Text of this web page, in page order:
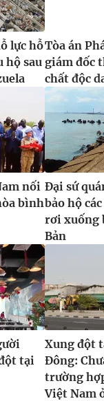
lực hỗ
hộ sau
Tòa án
giám đốc
chất độc
nối
bình
Đại sứ
bảo hộ
rơi xuống
Bản
tại
Xung đột
Đông:
trường
Việt Nam